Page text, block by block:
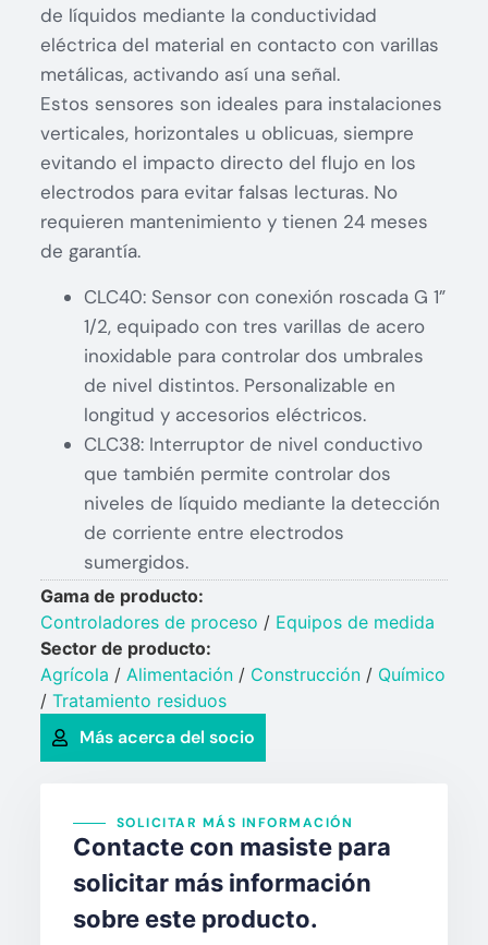
de líquidos mediante la conductividad
eléctrica del material en contacto con varillas
metálicas, activando así una señal.
Estos sensores son ideales para instalaciones
verticales, horizontales u oblicuas, siempre
evitando el impacto directo del flujo en los
electrodos para evitar falsas lecturas. No
requieren mantenimiento y tienen 24 meses
de garantía.
CLC40: Sensor con conexión roscada G 1”
1/2, equipado con tres varillas de acero
inoxidable para controlar dos umbrales
de nivel distintos. Personalizable en
longitud y accesorios eléctricos.
CLC38: Interruptor de nivel conductivo
que también permite controlar dos
niveles de líquido mediante la detección
de corriente entre electrodos
sumergidos.
Gama de producto:
Controladores de proceso / Equipos de medida
Sector de producto:
Agrícola / Alimentación/ Construcción/ Químico​
/ Tratamiento residuos
Más acerca del socio
SOLICITAR MÁS INFORMACIÓN
Contacte con masiste para
solicitar más información
sobre este producto.